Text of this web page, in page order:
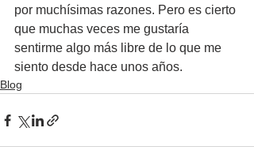
por muchísimas razones. Pero es cierto
que muchas veces me gustaría
sentirme algo más libre de lo que me
siento desde hace unos años.
Blog